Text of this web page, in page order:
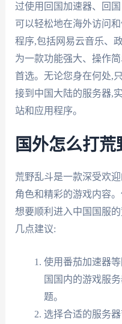
过使用回国加速器、回
可以轻松地在海外访问
程序,包括网易云音乐、
为一款功能强大、操作
首选。无论您身在何处,
接到中国大陆的服务器,
站和应用程序。
国外怎么打荒
荒野乱斗是一款深受欢
角色和精彩的游戏内容
想要顺利进入中国国服
几点建议:
使用番茄加速器
国国内的游戏服
题。
选择合适的服务